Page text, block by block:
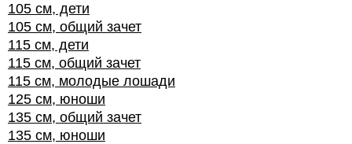
105 см, дети
105 см, общий зачет
115 см, дети
115 см, общий зачет
115 см, молодые лошади
125 см, юноши
135 см, общий зачет
135 см, юноши